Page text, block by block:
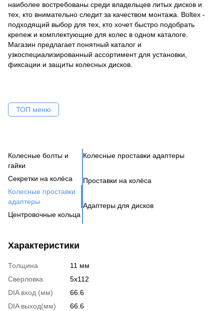
наиболее востребованы среди владельцев литых дисков и
тех, кто внимательно следит за качеством монтажа. Boltex -
подходящий выбор для тех, кто хочет быстро подобрать
крепеж и комплектующие для колес в одном каталоге.
Магазин предлагает понятный каталог и
узкоспециализированный ассортимент для установки,
фиксации и защиты колесных дисков.
ТОП меню
Колесные болты и
гайки
Секретки на колёса
Колесные проставки
адаптеры
Центровочные кольца
давления
Колесные проставки адаптеры
Проставки на колёса
Адаптеры для дисков
Характеристики
Толщина
11 мм
Сверловка
5х112
DIA вход (мм)
66.6
DIA выход(мм)
66.6